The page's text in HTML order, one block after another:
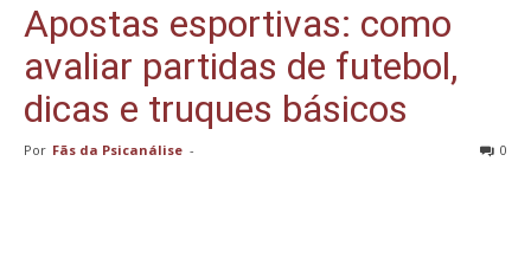
Apostas esportivas: como
avaliar partidas de futebol,
dicas e truques básicos
Por Fãs da Psicanálise - 0